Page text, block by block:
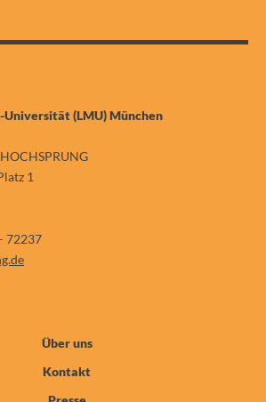
(LMU) München
1
72237
Über uns
Kontakt